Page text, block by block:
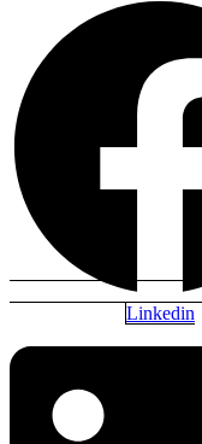
Linkedin